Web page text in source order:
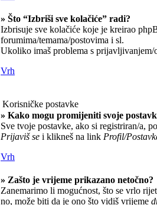
» Što “Izbriši sve kolačiće” radi?
Izbrisuje sve kolačiće koje je kreirao
forumima/temama/postovima i sl.
Ukoliko imaš problema s
Vrh
Korisničke postavke
» Kako mogu promijeniti svoje
Sve tvoje postavke, ako si registriran/a,
Prijaviš se i klikneš na link Profil/
Vrh
» Zašto je vrijeme prikazano netočno?
Zanemarimo li mogućnost, što se vrlo
no, može biti da je ono što vidiš vrijeme